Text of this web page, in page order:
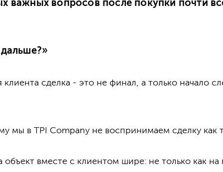
важных вопросов после покупки почти
клиента сделка - это не финал, а только начало
мы в TPI Company не воспринимаем сделку как
вместе с клиентом шире: не только как на